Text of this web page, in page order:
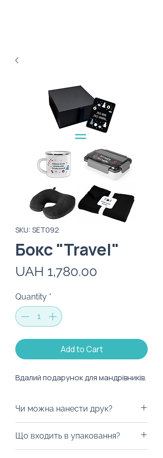
SKU: SET092
Бокс "Travel"
UAH 1,780.00
Quantity *
Add to Cart
Вдалий подарунок для мандрівників.
Чи можна нанести друк?
вас пакування! Крафтову
коробку для пакування ми
Що входить в упаковання?